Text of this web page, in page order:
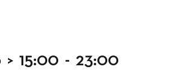
> 15:00 - 23:00